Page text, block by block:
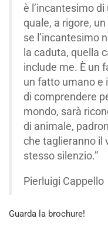
è l’incantesimo
quale, a rigore,
se l’incantesimo
la caduta, quella
include me. È un
un fatto umano e
di comprendere
mondo, sarà
di animale,
che taglieranno il
stesso silenzio.”
Pierluigi Cappello
Guarda la brochure!